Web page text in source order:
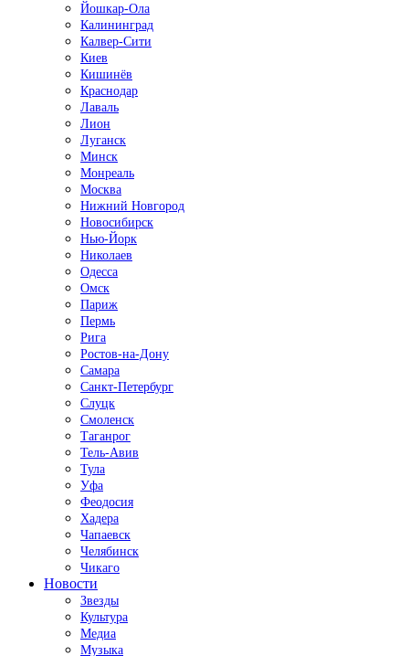
Йошкар-Ола
Калининград
Калвер-Сити
Киев
Кишинёв
Краснодар
Лаваль
Лион
Луганск
Минск
Монреаль
Москва
Нижний Новгород
Новосибирск
Нью-Йорк
Николаев
Одесса
Омск
Париж
Пермь
Рига
Ростов-на-Дону
Самара
Санкт-Петербург
Слуцк
Смоленск
Таганрог
Тель-Авив
Тула
Уфа
Феодосия
Хадера
Чапаевск
Челябинск
Чикаго
Новости
Звезды
Культура
Медиа
Музыка